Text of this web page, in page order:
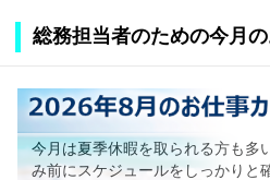
総務担当者のための今月
今月は夏季休暇を取られる方も多
み前にスケジュールをしっかりと